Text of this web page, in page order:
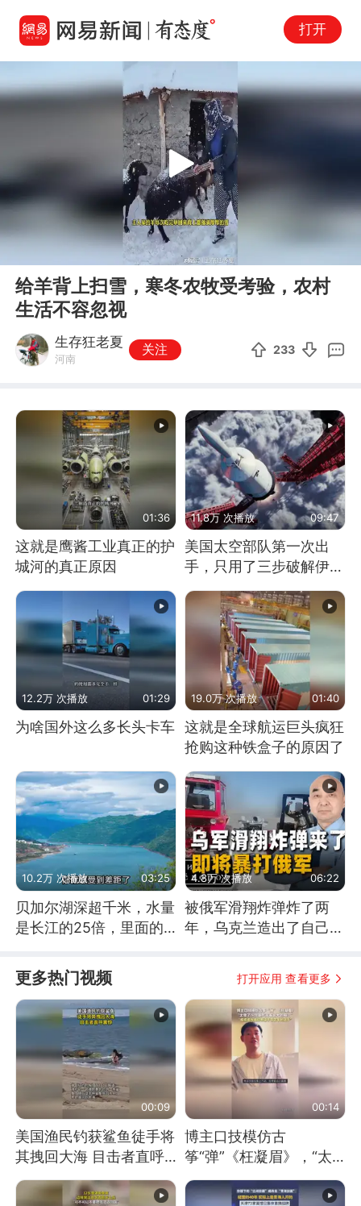
打开
Play
给羊背上扫雪，寒冬农牧受考验，农村
生活不容忽视
生存狂老夏
河南
关注 233
01:36
这就是鹰酱工业真正的护
城河的真正原因
11.8万 次播放 09:47
美国太空部队第一次出
手，只用了三步破解伊朗
防空
12.2万 次播放 01:29
为啥国外这么多长头卡车
19.0万 次播放 01:40
这就是全球航运巨头疯狂
抢购这种铁盒子的原因了
10.2万 次播放 03:25
贝加尔湖深超千米，水量
是长江的25倍，里面的
4.8万 次播放 06:22
被俄军滑翔炸弹炸了两
年，乌克兰造出了自己
更多热门视频 打开应用 查看更多
00:09
美国渔民钓获鲨鱼徒手将
其拽回大海 目击者直呼
震惊 （视频来源：参考
消息）
00:14
博主口技模仿古
筝“弹”《枉凝眉》，“太
像了～你是吃古筝长大的
吗？”“或将成为首位考级